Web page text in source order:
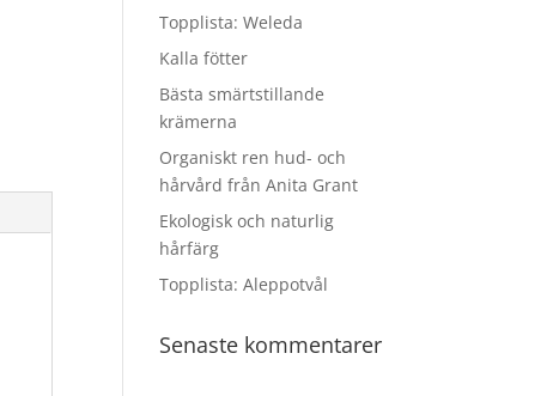
Topplista: Weleda
Kalla fötter
Bästa smärtstillande
krämerna
Organiskt ren hud- och
hårvård från Anita Grant
Ekologisk och naturlig
hårfärg
Topplista: Aleppotvål
Senaste kommentarer